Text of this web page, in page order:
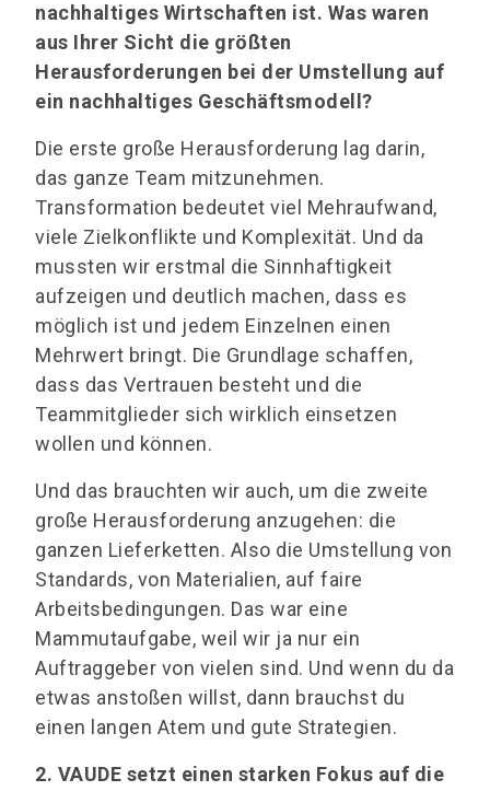
nachhaltiges Wirtschaften ist. Was waren
aus Ihrer Sicht die größten
Herausforderungen bei der Umstellung auf
ein nachhaltiges Geschäftsmodell?
Die erste große Herausforderung lag darin,
das ganze Team mitzunehmen.
Transformation bedeutet viel Mehraufwand,
viele Zielkonflikte und Komplexität. Und da
mussten wir erstmal die Sinnhaftigkeit
aufzeigen und deutlich machen, dass es
möglich ist und jedem Einzelnen einen
Mehrwert bringt. Die Grundlage schaffen,
dass das Vertrauen besteht und die
Teammitglieder sich wirklich einsetzen
wollen und können.
Und das brauchten wir auch, um die zweite
große Herausforderung anzugehen: die
ganzen Lieferketten. Also die Umstellung von
Standards, von Materialien, auf faire
Arbeitsbedingungen. Das war eine
Mammutaufgabe, weil wir ja nur ein
Auftraggeber von vielen sind. Und wenn du da
etwas anstoßen willst, dann brauchst du
einen langen Atem und gute Strategien.
2. VAUDE setzt einen starken Fokus auf die